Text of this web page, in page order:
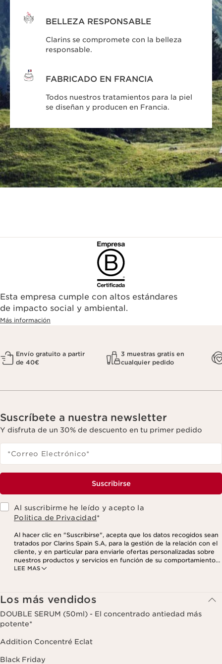
BELLEZA RESPONSABLE
Clarins se compromete con la belleza
responsable.
FABRICADO EN FRANCIA
Todos nuestros tratamientos para la piel
se diseñan y producen en Francia.
Esta empresa cumple con altos estándares
de impacto social y ambiental.
Más información
Envío gratuito a partir
de 40€
3 muestras gratis en
cualquier pedido
Suscríbete a nuestra newsletter
Y disfruta de un 30% de descuento en tu primer pedido
*Correo Electrónico*
Suscribirse
Al suscribirme he leído y acepto la
Politica de Privacidad*
LEE MAS
Al hacer clic en "Suscribirse", acepta que los datos recogidos sean
tratados por Clarins Spain S.A, para la gestión de la relación con el
cliente, y en particular para enviarle ofertas personalizadas sobre
nuestros productos y servicios en función de su comportamiento
de compra, sus hábitos y/o intereses, incluso mediante su
momento haciendo click en el enlace para darse de baja que
aparece en cada newsletter que reciba. Para más información
sobre la gestión de sus datos y sus derechos, consulte nuestra
Los más vendidos
DOUBLE SERUM (50ml) - El concentrado antiedad más
potente*
Addition Concentré Eclat
Black Friday